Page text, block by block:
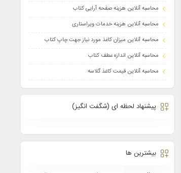
محاسبه آنلاین هزینه صفحه آرایی کتاب
محاسبه آنلاین هزینه خدمات ویراستاری
محاسبه آنلاین میزان کاغذ مورد نیاز جهت چاپ کتاب
محاسبه آنلاین اندازه عطف کتاب
محاسبه آنلاین قیمت کاغذ گلاسه
پیشنهاد لحظه ای (شگفت انگیز)
بیشترین ها